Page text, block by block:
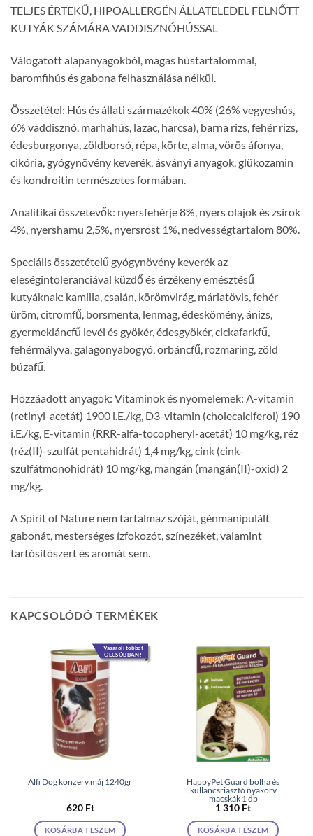
TELJES ÉRTEKŰ, HIPOALLERGÉN ÁLLATELEDEL FELNŐTT
KUTYÁK SZÁMÁRA VADDISZNÓHÚSSAL
Válogatott alapanyagokból, magas hústartalommal,
baromfihús és gabona felhasználása nélkül.
Összetétel: Hús és állati származékok 40% (26% vegyeshús,
6% vaddisznó, marhahús, lazac, harcsa), barna rizs, fehér rizs,
édesburgonya, zöldborsó, répa, körte, alma, vörös áfonya,
cikória, gyógynövény keverék, ásványi anyagok, glükozamin
és kondroitin természetes formában.
Analitikai összetevők: nyersfehérje 8%, nyers olajok és zsírok
4%, nyershamu 2,5%, nyersrost 1%, nedvességtartalom 80%.
Speciális összetételű gyógynövény keverék az
eleségintoleranciával küzdő és érzékeny emésztésű
kutyáknak: kamilla, csalán, körömvirág, máriatövis, fehér
üröm, citromfű, borsmenta, lenmag, édeskömény, ánizs,
gyermekláncfű levél és gyökér, édesgyökér, cickafarkfű,
fehérmályva, galagonyabogyó, orbáncfű, rozmaring, zöld
búzafű.
Hozzáadott anyagok: Vitaminok és nyomelemek: A-vitamin
(retinyl-acetát) 1900 i.E./kg, D3-vitamin (cholecalciferol) 190
i.E./kg, E-vitamin (RRR-alfa-tocopheryl-acetát) 10 mg/kg, réz
(réz(II)-szulfát pentahidrát) 1,4 mg/kg, cink (cink-
szulfátmonohidrát) 10 mg/kg, mangán (mangán(II)-oxid) 2
mg/kg.
A Spirit of Nature nem tartalmaz szóját, génmanipulált
gabonát, mesterséges ízfokozót, színezéket, valamint
tartósítószert és aromát sem.
KAPCSOLÓDÓ TERMÉKEK
Vásárolj többet
OLCSÓBBAN!
Alfi Dog konzerv máj 1240gr
620 Ft
KOSÁRBA TESZEM
HappyPet Guard bolha és
kullancsriasztó nyakörv
macskák 1 db
1 310 Ft
KOSÁRBA TESZEM